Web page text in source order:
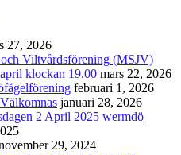
27, 2026
Viltvårdsförening (MSJV)
klockan 19.00 mars 22, 2026
februari 1, 2026
januari 28, 2026
2 April 2025 wermdö
29, 2024